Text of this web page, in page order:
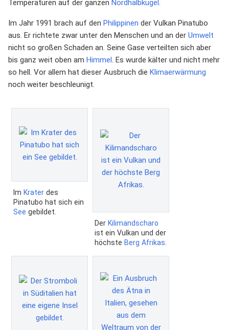
Temperaturen auf der ganzen Nordhalbkugel .
Im Jahr 1991 brach auf den Philippinen der Vulkan Pinatubo
aus. Er richtete zwar unter den Menschen und an der Umwelt
nicht so großen Schaden an. Seine Gase verteilten sich aber
bis ganz weit oben am Himmel. Es wurde kälter und nicht mehr
so hell. Vor allem hat dieser Ausbruch die Klimaerwärmung
noch weiter beschleunigt.
Im Krater des
Pinatubo hat sich ein
See gebildet.
Der Kilimandscharo
ist ein Vulkan und der
höchste Berg Afrikas